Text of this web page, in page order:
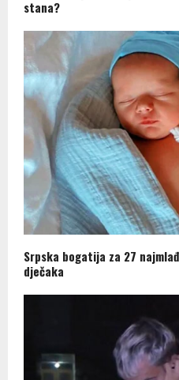
stana?
Srpska bogatija za 27
dječaka